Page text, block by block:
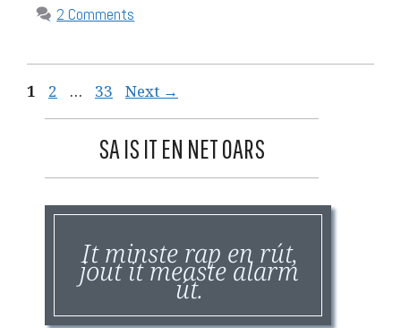
2 Comments
Page
1 Page
2 … Page
33 Next →
SA IS IT EN NET OARS
It minste rap en rút,
jout it measte alarm
út.